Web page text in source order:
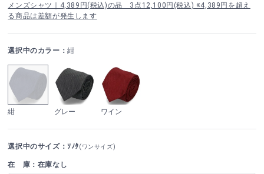
メンズシャツ｜4,389円(税込)の品 3点12,100円(税込) ※4,389円を超え
る商品は差額が発生します
選択中のカラー：紺
紺 グレー ワイン
選択中のサイズ：ｿﾉﾀ(ワンサイズ)
在 庫：在庫なし